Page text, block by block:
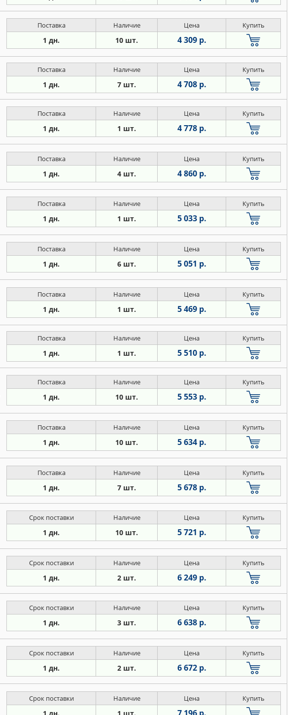
Поставка Наличие Цена Купить
1 дн. 10 шт. 4 309 р.
Поставка Наличие Цена Купить
1 дн. 7 шт. 4 708 р.
Поставка Наличие Цена Купить
1 дн. 1 шт. 4 778 р.
Поставка Наличие Цена Купить
1 дн. 4 шт. 4 860 р.
Поставка Наличие Цена Купить
1 дн. 1 шт. 5 033 р.
Поставка Наличие Цена Купить
1 дн. 6 шт. 5 051 р.
Поставка Наличие Цена Купить
1 дн. 1 шт. 5 469 р.
Поставка Наличие Цена Купить
1 дн. 1 шт. 5 510 р.
Поставка Наличие Цена Купить
1 дн. 10 шт. 5 553 р.
Поставка Наличие Цена Купить
1 дн. 10 шт. 5 634 р.
Поставка Наличие Цена Купить
1 дн. 7 шт. 5 678 р.
Срок поставки Наличие Цена Купить
1 дн. 10 шт. 5 721 р.
Срок поставки Наличие Цена Купить
1 дн. 2 шт. 6 249 р.
Срок поставки Наличие Цена Купить
1 дн. 3 шт. 6 638 р.
Срок поставки Наличие Цена Купить
1 дн. 2 шт. 6 672 р.
Срок поставки Наличие Цена Купить